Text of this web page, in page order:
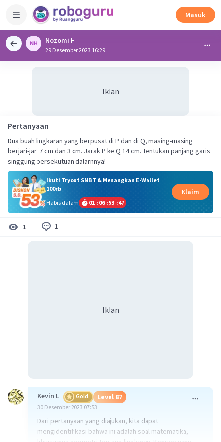
Masuk
Nozomi H
29 Desember 2023 16:29
Iklan
Pertanyaan
Dua buah lingkaran yang berpusat di P dan di Q, masing-masing
berjari-jari 7 cm dan 3 cm. Jarak P ke Q 14 cm. Tentukan panjang garis
singgung per­sekutuan dalarnnya!
Ikuti Tryout SNBT & Menangkan E-Wallet
100rb
Habis dalam
01 :06 :53 :47
Klaim
1 1
Iklan
Kevin L Gold Level 87
30 Desember 2023 07:53
Dari pertanyaan yang diajukan, kita dapat
mengidentifikasi bahwa ini adalah soal matematika,